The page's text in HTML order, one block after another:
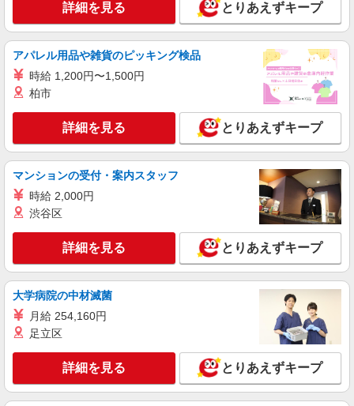
株式会社kotrio /●YK-H-1953942
あざみ野駅｜シニア向けマンションでの生活サ
ポート・フロア巡回
時給1600円〜2250円 ＜日払い有/週払い有/交
通費全支給(ガソリン代含む)＞
横浜市青葉区 ≪最寄り駅：あざみ野≫
キープ 詳細を見る
株式会社kotrio /●YK-H-1953716
江田駅▼綺麗なサ高住で生活ケア▼清掃やフロ
時給1600円〜2250円 ＜日払い有/週払い有/交
通費全支給(ガソリン代含む)＞
横浜市青葉区
キープ 詳細を見る
派遣社員
株式会社トラストグロース 新宿本社 第2営業部
有料老人ホームでの夜専介護士
時給：1500円〜 ※資格や経験などによる
詳細を見る とりあえずキープ
アパレル用品や雑貨のピッキング検品
時給 1,200円〜1,500円
柏市
詳細を見る とりあえずキープ
マンションの受付・案内スタッフ
時給 2,000円
渋谷区
詳細を見る とりあえずキープ
大学病院の中材滅菌
月給 254,160円
足立区
詳細を見る とりあえずキープ